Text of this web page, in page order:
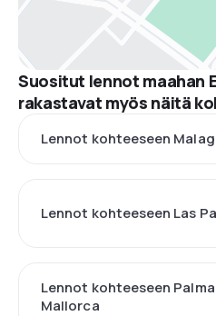
Suositut lennot maahan
rakastavat myös näitä
Lennot kohteeseen
Lennot kohteeseen Las
Lennot kohteeseen
Mallorca